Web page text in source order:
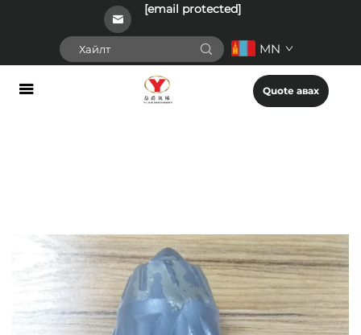
[email protected]
MN
Quote авах